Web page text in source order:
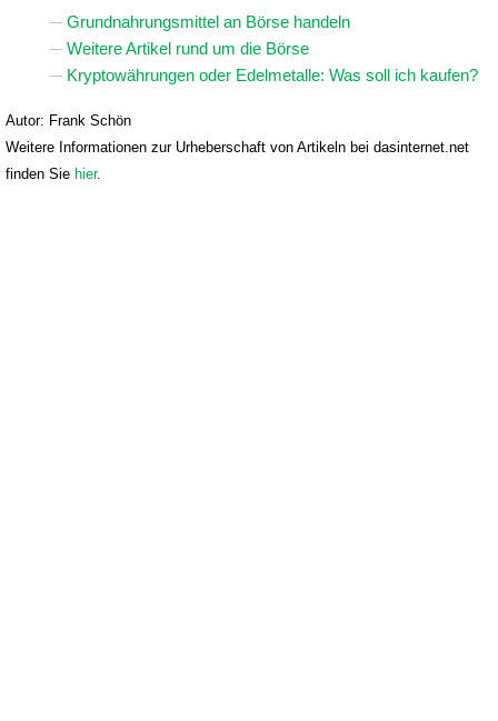
Grundnahrungsmittel an Börse handeln
Weitere Artikel rund um die Börse
Kryptowährungen oder Edelmetalle: Was soll ich kaufen?
Autor: Frank Schön
Weitere Informationen zur Urheberschaft von Artikeln bei dasinternet.net
finden Sie hier.